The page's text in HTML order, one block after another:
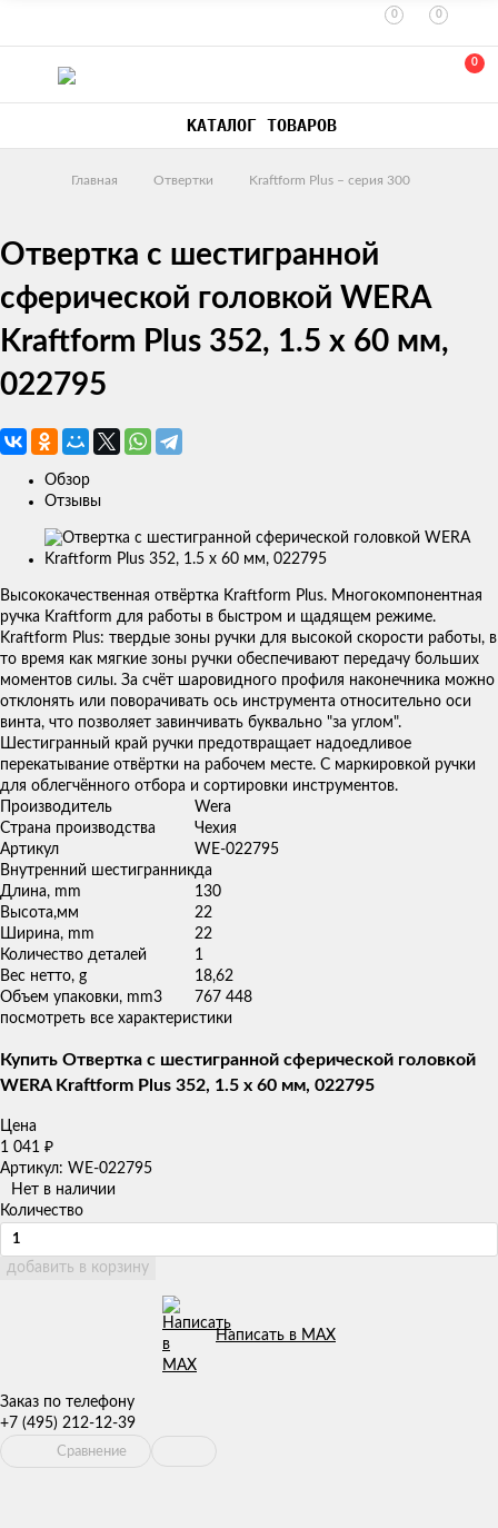
0 0
0
КАТАЛОГ ТОВАРОВ
Главная Отвертки Kraftform Plus – серия 300
Отвертка с шестигранной
сферической головкой WERA
Kraftform Plus 352, 1.5 x 60 мм,
022795
Обзор
Отзывы
Изображения
Высококачественная отвёртка Kraftform Plus. Многокомпонентная
ручка Kraftform для работы в быстром и щадящем режиме.
Kraftform Plus: твердые зоны ручки для высокой скорости работы, в
то время как мягкие зоны ручки обеспечивают передачу больших
моментов силы. За счёт шаровидного профиля наконечника можно
отклонять или поворачивать ось инструмента относительно оси
винта, что позволяет завинчивать буквально "за углом".
Шестигранный край ручки предотвращает надоедливое
перекатывание отвёртки на рабочем месте. С маркировкой ручки
для облегчённого отбора и сортировки инструментов.
Производитель
Wera
Страна производства
Чехия
Артикул
WE-022795
Внутренний шестигранникда
Длина, mm
130
Высота,мм
22
Ширина, mm
22
Количество деталей
1
Вес нетто, g
18,62
Объем упаковки, mm3
767 448
посмотреть все характеристики
Купить Отвертка с шестигранной сферической головкой
WERA Kraftform Plus 352, 1.5 x 60 мм, 022795
Цена
1 041 ₽
Артикул: WE-022795
Нет в наличии
Количество
добавить в корзину
Написать в MAX
Заказ по телефону
+7 (495) 212-12-39
Сравнение